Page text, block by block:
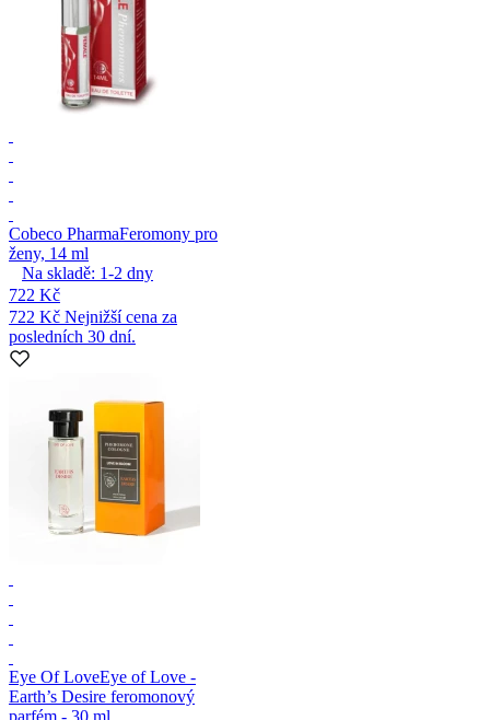
Cobeco PharmaFeromony pro
ženy, 14 ml
Na skladě: 1-2 dny
722 Kč
722 Kč Nejnižší cena za
posledních 30 dní.
Eye Of LoveEye of Love -
Earth’s Desire feromonový
parfém - 30 ml